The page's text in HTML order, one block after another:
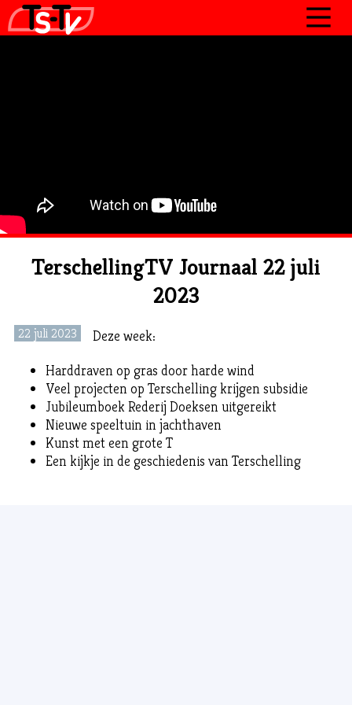
CONTACT
TerschellingTV Journaal 22 juli
2023
22 juli 2023
Deze week:
Harddraven op gras door harde wind
Veel projecten op Terschelling krijgen subsidie
Jubileumboek Rederij Doeksen uitgereikt
Nieuwe speeltuin in jachthaven
Kunst met een grote T
Een kijkje in de geschiedenis van Terschelling